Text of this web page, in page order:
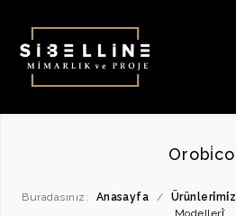
Orobi̇co
Buradasınız: Anasayfa / Ürünleri̇mi̇z
Modelleri̇̇